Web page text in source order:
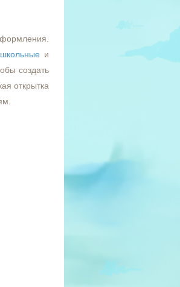
школьные и
создать
открытка